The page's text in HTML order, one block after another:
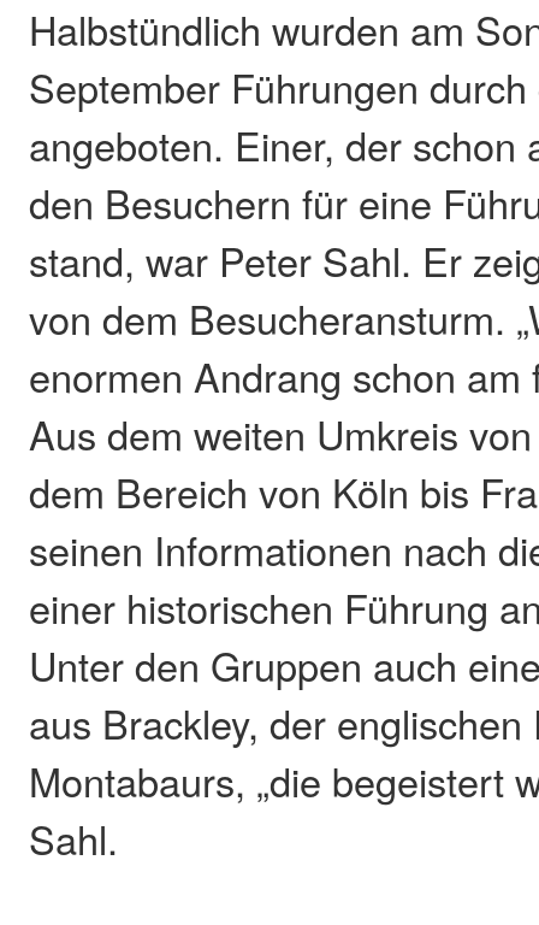
Halbstündlich wurden am
September Führungen
angeboten. Einer, der schon
den Besuchern für eine
stand, war Peter Sahl. Er
von dem Besucheransturm.
enormen Andrang schon am
Aus dem weiten Umkreis
dem Bereich von Köln bis
seinen Informationen nach
einer historischen Führung
Unter den Gruppen auch
aus Brackley, der
Montabaurs, „die begeistert
Sahl.